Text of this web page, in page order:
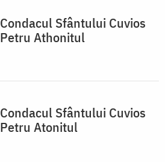
Condacul Sfântului Cuvios
Petru Athonitul
Condacul Sfântului Cuvios
Petru Atonitul